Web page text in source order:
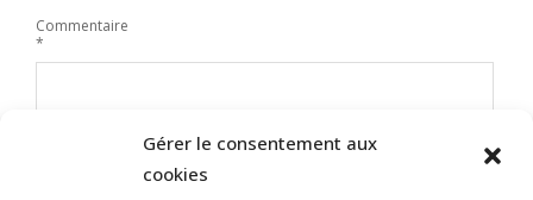
Gérer le consentement aux
cookies
Commentaire
*